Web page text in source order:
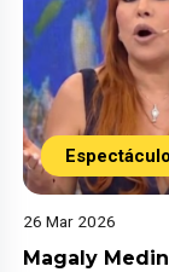
26 Mar 2026
Magaly